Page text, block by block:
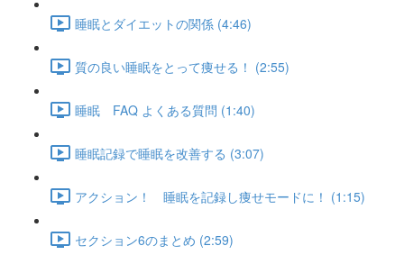
睡眠とダイエットの関係 (4:46)
質の良い睡眠をとって痩せる！ (2:55)
睡眠 FAQ よくある質問 (1:40)
睡眠記録で睡眠を改善する (3:07)
アクション！ 睡眠を記録し痩せモードに！ (1:15)
セクション6のまとめ (2:59)